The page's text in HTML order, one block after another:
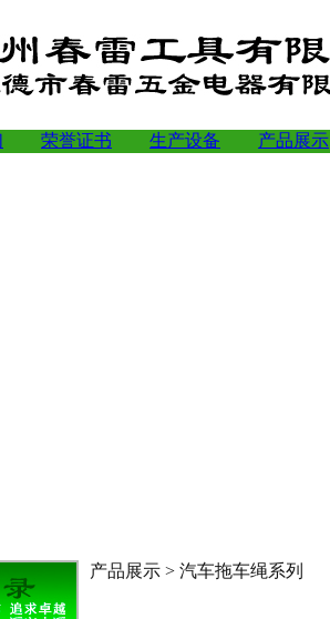
荣誉证书 生产设备 产品展示
产品展示 > 汽车拖车绳系列